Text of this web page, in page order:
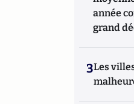
année
grand
3Les